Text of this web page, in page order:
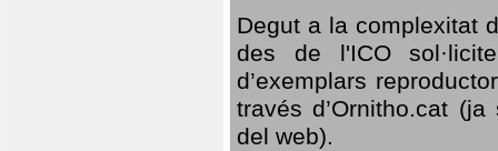
Degut a la complexitat
des de l'ICO
d’exemplars
través d’Ornitho.cat
del web).